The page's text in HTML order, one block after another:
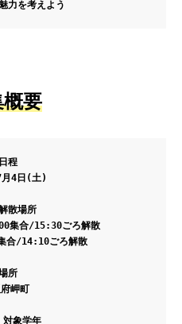
力を考えよう
要
程
散場所
集合/15:30ごろ解散
合/14:10ごろ解散
所
大阪府岬町
対象学年